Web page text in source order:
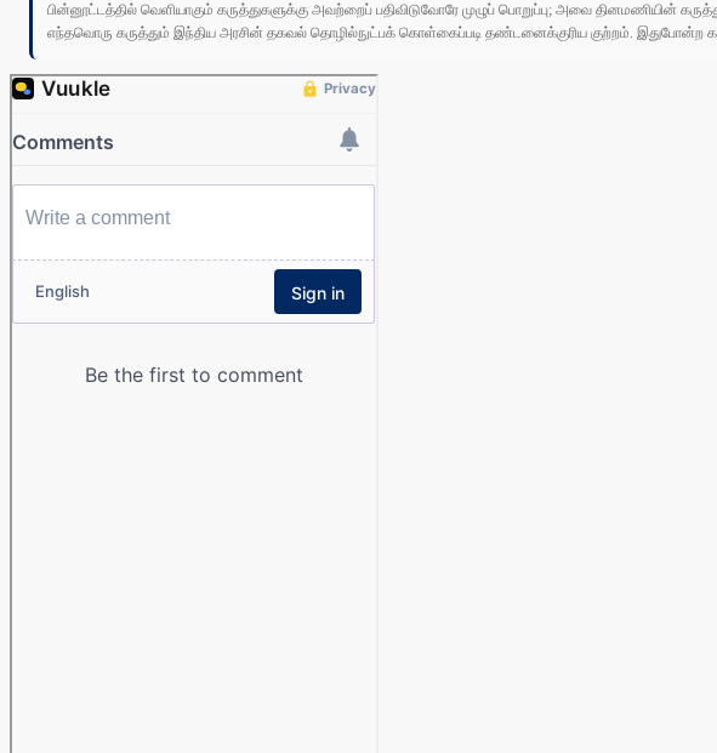
பின்னூட்டத்தில் வெளியாகும் கருத்துகளுக்கு அவற்றைப் பதிவிடுவோரே முழுப் பொறுப்பு; அவை தினமணியின்
எந்தவொரு கருத்தும் இந்திய அரசின் தகவல் தொழில்நுட்பக் கொள்கைப்படி தண்டனைக்குரிய குற்றம். இதுபோன்ற